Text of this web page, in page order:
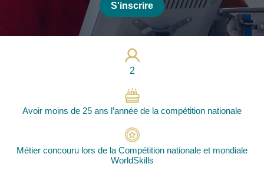
2
Avoir moins de 25 ans l’année de la compétition nationale
Métier concouru lors de la Compétition nationale et mondiale
WorldSkills
S'inscrire
Contactez-nous
Shanghai 2026
Questions fréquentes
Actualités
Inscription à la newsletter
Espace membres